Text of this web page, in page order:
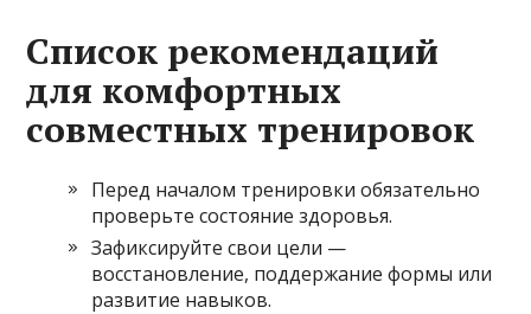
Список рекомендаций
для комфортных
совместных тренировок
Перед началом тренировки обязательно
проверьте состояние здоровья.
Зафиксируйте свои цели —
восстановление, поддержание формы или
развитие навыков.